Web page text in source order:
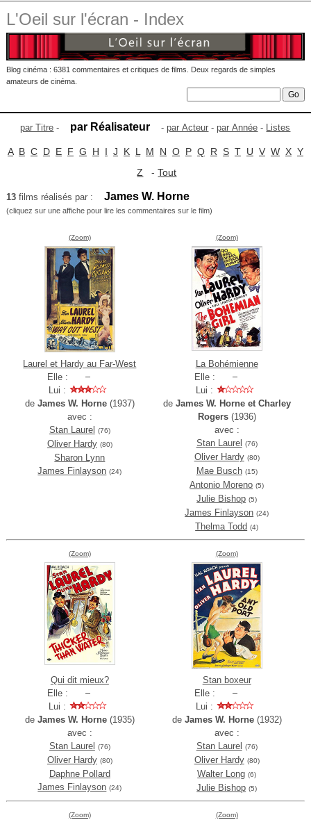
L'Oeil sur l'écran - Index
Blog cinéma : 6381 commentaires et critiques de films. Deux regards de simples
amateurs de cinéma.
par Titre - par Réalisateur -par Acteur -par Année - Listes
A B C D E F G H I J K L M N O P Q R S T U V W X Y
Z -Tout
13films réalisés par : James W. Horne
(cliquez sur une affiche pour lire les commentaires sur le film)
(Zoom)
Laurel et Hardy au Far-West
Elle :
Lui :
de James W. Horne(1937)
avec :
Stan Laurel
(76)
Oliver Hardy (80)
Sharon Lynn
James Finlayson (24)
(Zoom)
La Bohémienne
Elle :
Lui :
de James W. Horne et Charley
Rogers(1936)
avec :
Stan Laurel
(76)
Oliver Hardy (80)
Mae Busch (15)
Antonio Moreno (5)
Julie Bishop (5)
James Finlayson (24)
Thelma Todd (4)
(Zoom)
Qui dit mieux?
Elle :
Lui :
de James W. Horne(1935)
avec :
Stan Laurel
(76)
Oliver Hardy (80)
Daphne Pollard
James Finlayson (24)
(Zoom)
Stan boxeur
Elle :
Lui :
de James W. Horne(1932)
avec :
Stan Laurel
(76)
Oliver Hardy (80)
Walter Long (6)
Julie Bishop (5)
(Zoom) (Zoom)